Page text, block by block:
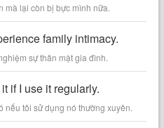
mà lại còn bị bực mình nữa.
family intimacy.
sự thân mật gia đình.
if I use it regularly.
nếu tôi sử dụng nó thường xuyên.